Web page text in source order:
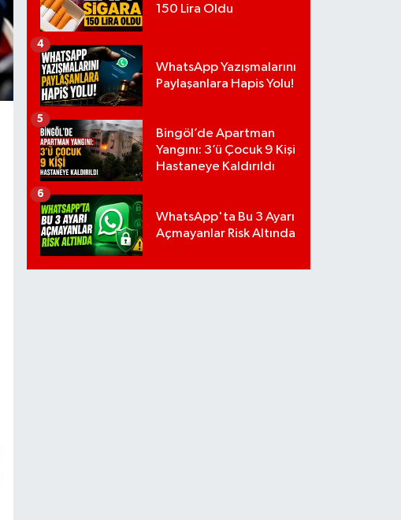
150 Lira Oldu
WhatsApp Yazışmalarını
Paylaşanlara Hapis Yolu!
4
Bingöl’de Apartman
Yangını: 3’ü Çocuk 9 Kişi
Hastaneye Kaldırıldı
5
WhatsApp'ta Bu 3 Ayarı
Açmayanlar Risk Altında
6